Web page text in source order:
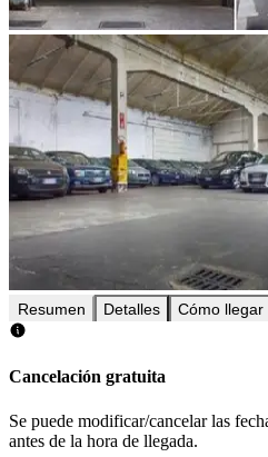
Resumen Detalles Cómo llegar
Cancelación gratuita
Se puede modificar/cancelar las
antes de la hora de llegada.